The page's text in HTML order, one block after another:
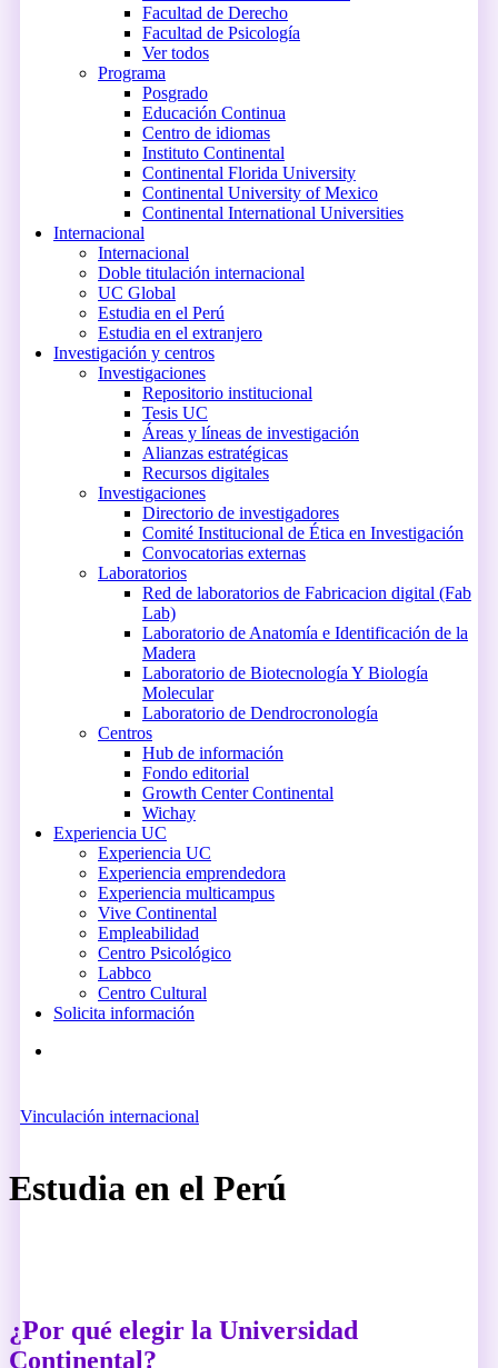
Facultad de Derecho
Facultad de Psicología
Ver todos
Programa
Posgrado
Educación Continua
Centro de idiomas
Instituto Continental
Continental Florida University
Continental University of Mexico
Continental International Universities
Internacional
Internacional
Doble titulación internacional
UC Global
Estudia en el Perú
Estudia en el extranjero
Investigación y centros
Investigaciones
Repositorio institucional
Tesis UC
Áreas y líneas de investigación
Alianzas estratégicas
Recursos digitales
Investigaciones
Directorio de investigadores
Comité Institucional de Ética en Investigación
Convocatorias externas
Laboratorios
Red de laboratorios de Fabricacion digital (Fab
Lab)
Laboratorio de Anatomía e Identificación de la
Madera
Laboratorio de Biotecnología Y Biología
Molecular
Laboratorio de Dendrocronología
Centros
Hub de información
Fondo editorial
Growth Center Continental
Wichay
Experiencia UC
Experiencia UC
Experiencia emprendedora
Experiencia multicampus
Vive Continental
Empleabilidad
Centro Psicológico
Labbco
Centro Cultural
Solicita información
Vinculación internacional
Estudia en el Perú
¿Por qué elegir la Universidad
Continental?